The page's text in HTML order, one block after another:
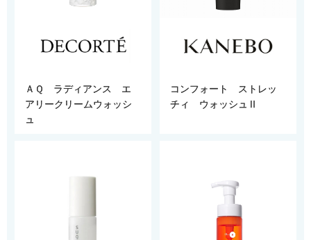
ＡＱ ラディアンス エ
アリークリームウォッシ
ュ
コンフォート ストレッ
チィ ウォッシュⅡ